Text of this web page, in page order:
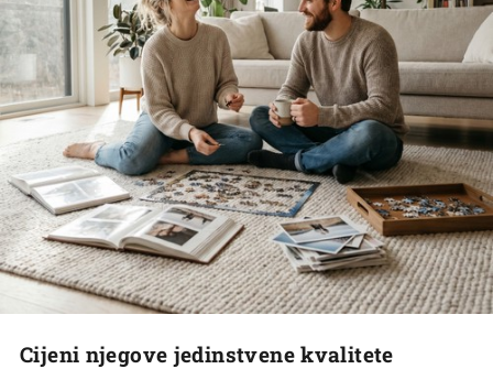
Cijeni njegove jedinstvene kvalitete